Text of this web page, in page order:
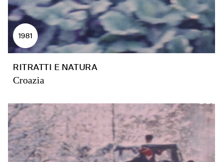
1981
RITRATTI E NATURA
Croazia